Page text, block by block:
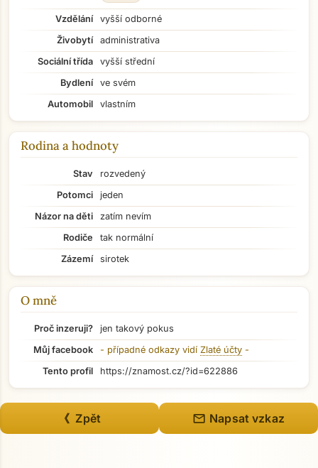
Přejít na hlavní obsah
Vzdělání
vyšší odborné
Živobytí
administrativa
Sociální třída
vyšší střední
Bydlení
ve svém
Automobil
vlastním
Rodina a hodnoty
Stav
rozvedený
Potomci
jeden
Názor na děti
zatím nevím
Rodiče
tak normální
Zázemí
sirotek
O mně
Proč inzeruji?
jen takový pokus
Můj facebook
- případné odkazy vidí Zlaté účty -
Tento profil
https://znamost.cz/?id=622886
《 Zpět mail Napsat vzkaz